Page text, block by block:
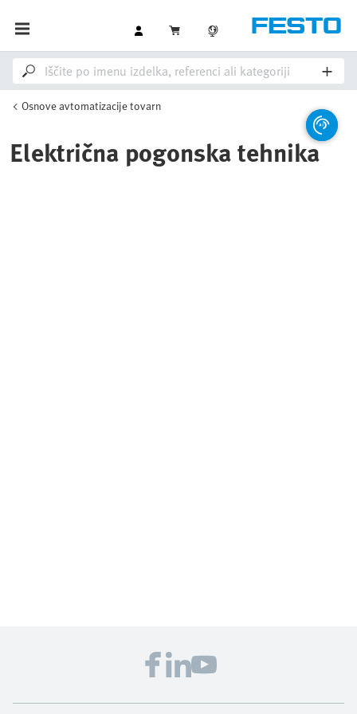
Osnove avtomatizacije tovarn
Električna pogonska tehnika